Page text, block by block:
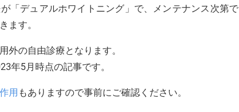
「デュアルホワイトニング」で、メンテナンス次第で
ます。
外の自由診療となります。
年5月時点の記事です。
用 もありますので事前にご確認ください。